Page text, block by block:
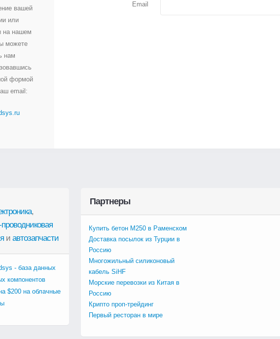
вашей
или
на нашем
можете
нам
формой
email:
Email
,
и автозапчасти
- база данных
компонентов
$200 на облачные
Партнеры
Купить бетон М250 в Раменском
Доставка посылок из Турции в
Россию
Многожильный силиконовый
кабель SiHF
Морские перевозки из Китая в
Россию
Крипто проп-трейдинг
Первый ресторан в мире